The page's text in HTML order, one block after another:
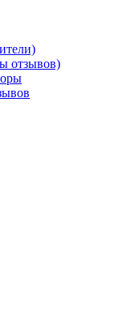
отзывов)